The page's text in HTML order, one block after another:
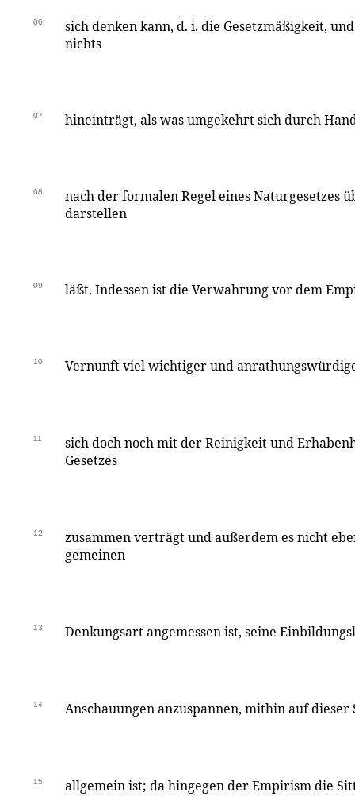
06
sich denken kann, d. i. die Gesetzmäßigkeit,
nichts
07 hineinträgt, als was umgekehrt sich durch
08
nach der formalen Regel eines Naturgesetzes
darstellen
09 läßt. Indessen ist die Verwahrung vor dem
10 Vernunft viel wichtiger und
11
sich doch noch mit der Reinigkeit und
Gesetzes
12
zusammen verträgt und außerdem es nicht
gemeinen
13 Denkungsart angemessen ist, seine
14 Anschauungen anzuspannen, mithin auf dieser
15 allgemein ist; da hingegen der Empirism die